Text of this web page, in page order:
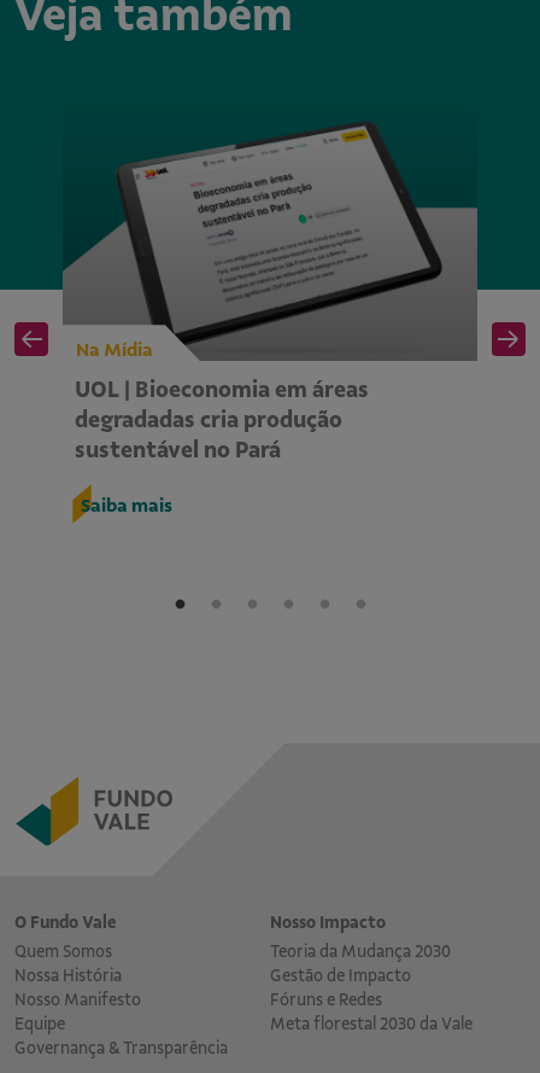
Veja também
Na Mídia
UOL | Bioeconomia em áreas
degradadas cria produção
sustentável no Pará
Saiba mais
O Fundo Vale
Quem Somos
Nossa História
Nosso Manifesto
Equipe
Governança & Transparência
Nosso Impacto
Teoria da Mudança 2030
Gestão de Impacto
Fóruns e Redes
Meta florestal 2030 da Vale